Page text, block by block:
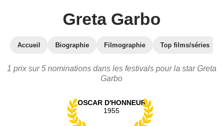
Greta Garbo
Accueil Biographie Filmographie Top films/séries
1 prix sur 5 nominations dans les festivals pour la star Greta
Garbo
OSCAR D'HONNEUR
1955